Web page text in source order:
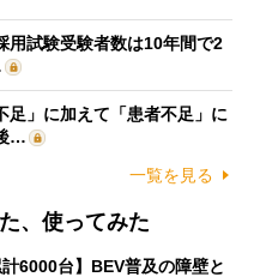
用試験受験者数は10年間で2
足」に加えて「患者不足」に
…
一覧を見る
、使ってみた
計6000台】BEV普及の障壁と